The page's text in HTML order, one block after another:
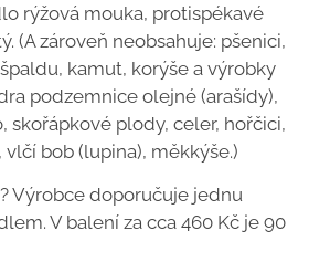
rýžová mouka, protispékavé
(A zároveň neobsahuje: pšenici,
kamut, korýše a výrobky
podzemnice olejné (arašídy),
skořápkové plody, celer, hořčici,
bob (lupina), měkkýše.)
Výrobce doporučuje jednu
V balení za cca 460 Kč je 90